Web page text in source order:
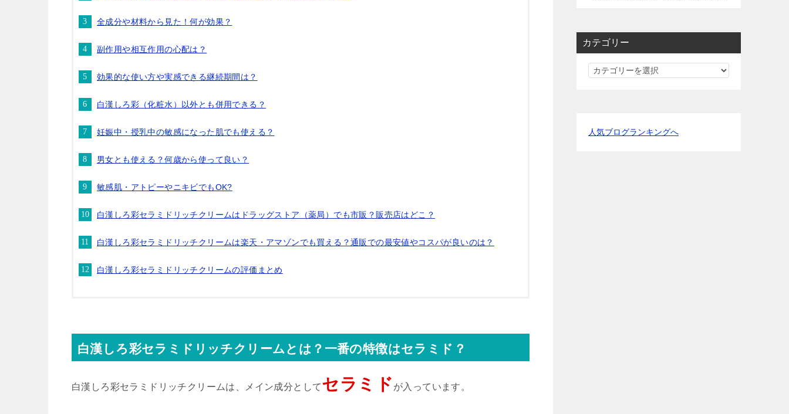
全成分や材料から見た！何が効果？
副作用や相互作用の心配は？
効果的な使い方や実感できる継続期間は？
白漢しろ彩（化粧水）以外とも併用できる？
妊娠中・授乳中の敏感になった肌でも使える？
男女とも使える？何歳から使って良い？
敏感肌・アトピーやニキビでもOK?
白漢しろ彩セラミドリッチクリームはドラッグストア（薬局）でも市販？販売店はどこ？
白漢しろ彩セラミドリッチクリームは楽天・アマゾンでも買える？通販での最安値やコスパが良いのは？
白漢しろ彩セラミドリッチクリームの評価まとめ
白漢しろ彩セラミドリッチクリームとは？一番の特徴はセラミド？
白漢しろ彩セラミドリッチクリームは、メイン成分としてセラミド が入っています。
カテゴリー
カ
ー
人気ブログランキングへ